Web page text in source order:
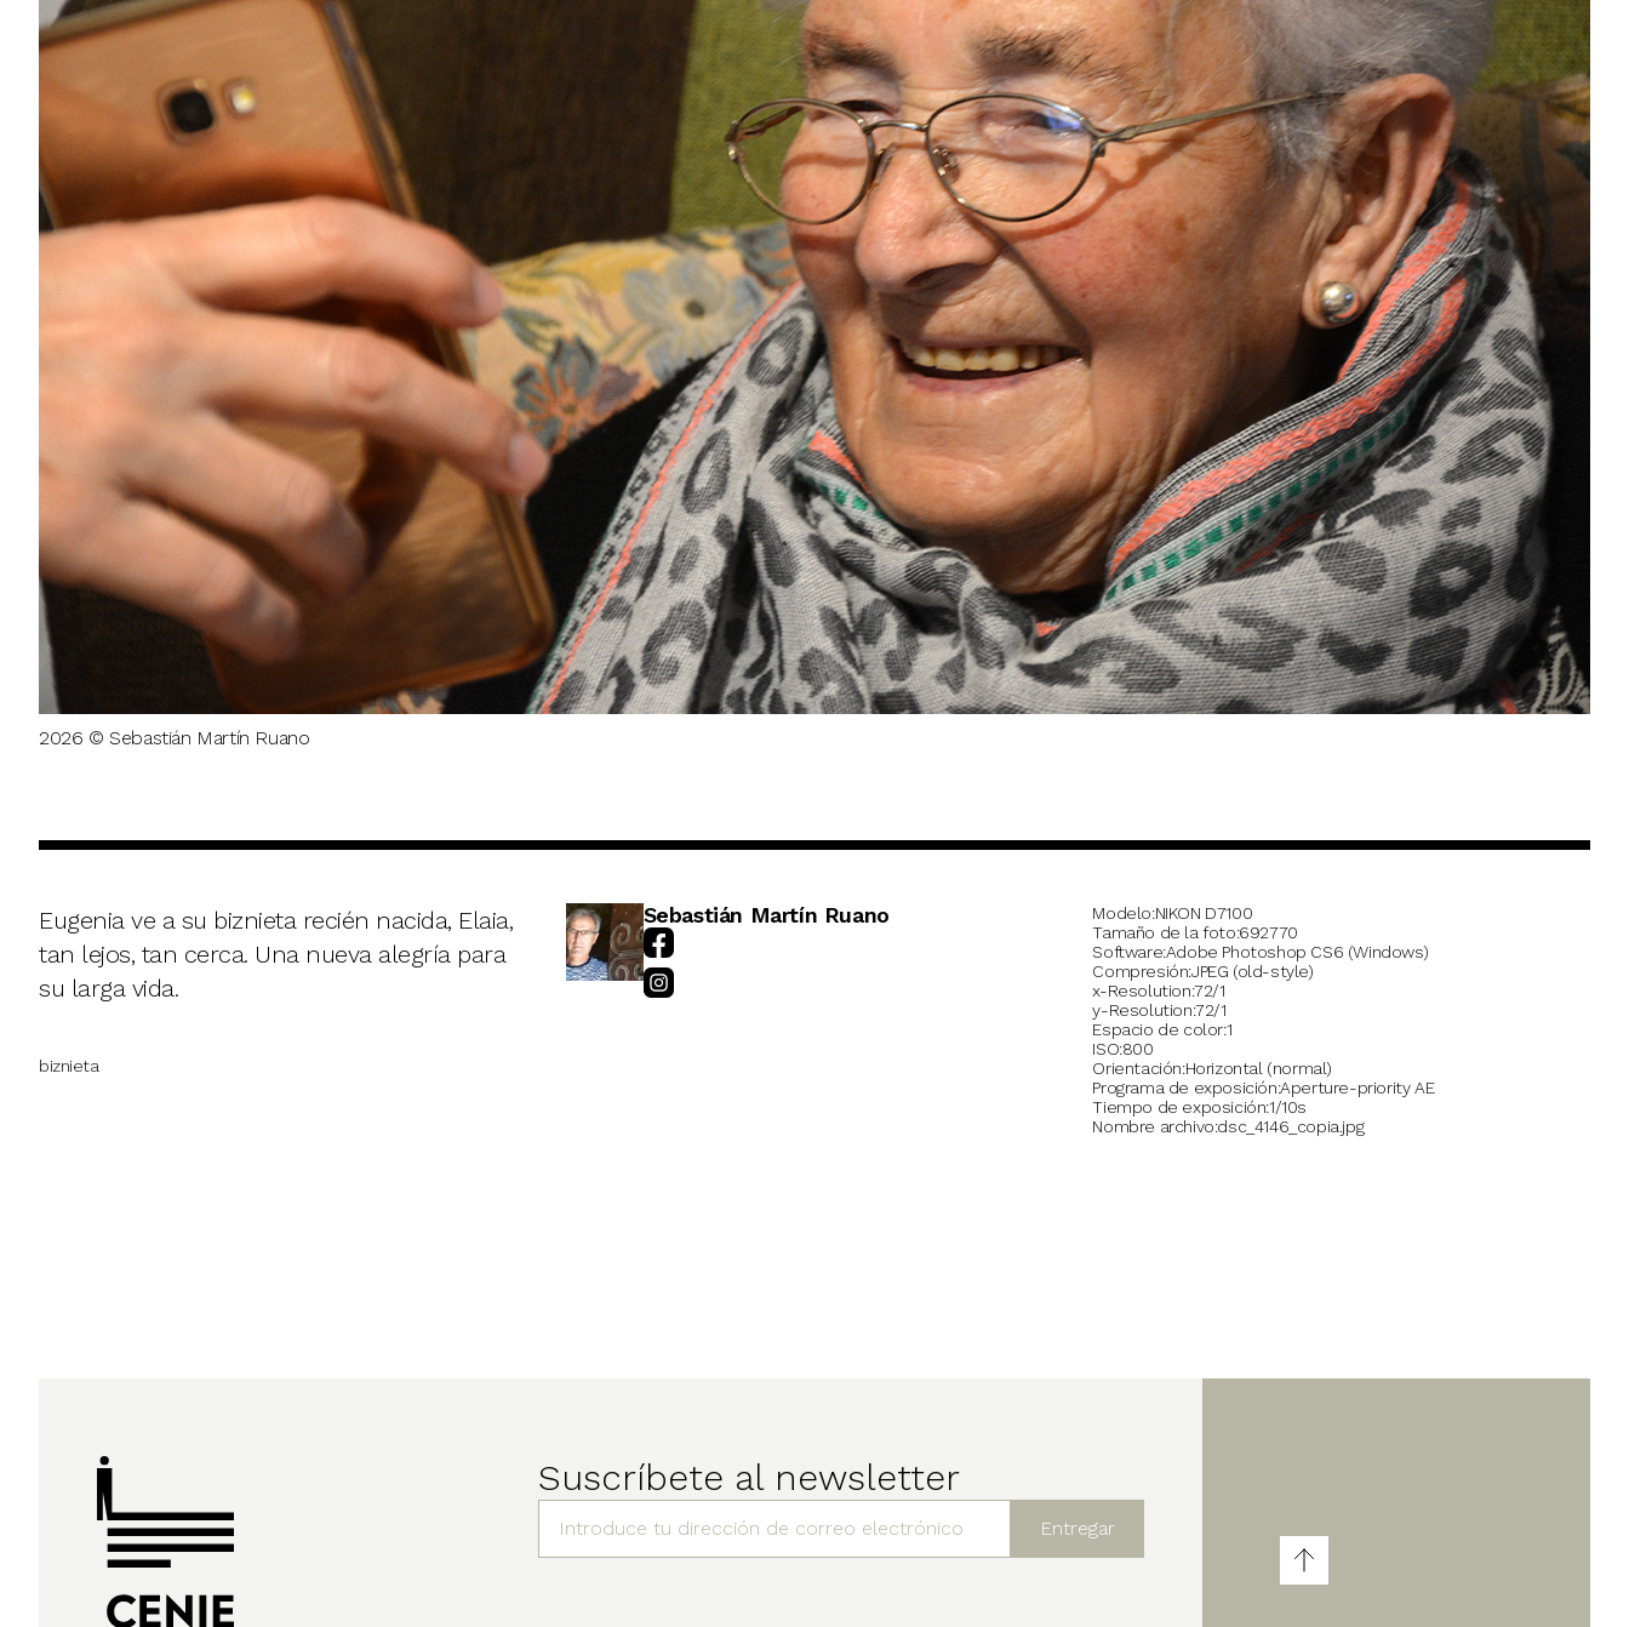
2026 © Sebastián Martín Ruano
Eugenia ve a su biznieta recién nacida, Elaia,
tan lejos, tan cerca. Una nueva alegría para
su larga vida.
biznieta
Sebastián Martín Ruano Modelo NIKON D7100
Tamaño de la foto692770
SoftwareAdobe Photoshop CS6 (Windows)
CompresiónJPEG (old-style)
x-Resolution72/1
y-Resolution72/1
Espacio de color1
ISO800
Orientación Horizontal (normal)
Programa de exposiciónAperture-priority AE
Tiempo de exposición1/10s
Nombre archivo dsc_4146_copia.jpg
Suscríbete al newsletter